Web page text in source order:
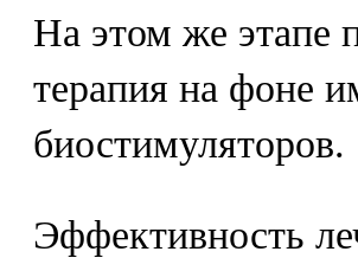
На этом же этапе
терапия на фоне
биостимуляторов.
Эффективность